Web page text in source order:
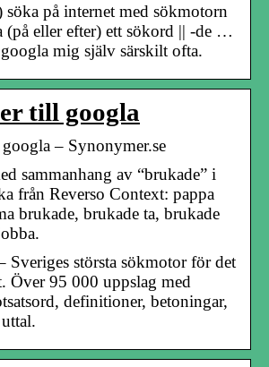
på internet med sökmotorn
(på eller efter) ett sökord || -de …
mig själv särskilt ofta.
till googla
– Synonymer.se
sammanhang av “brukade” i
från Reverso Context: pappa
brukade, brukade ta, brukade
Sveriges största sökmotor för det
Över 95 000 uppslag med
definitioner, betoningar,